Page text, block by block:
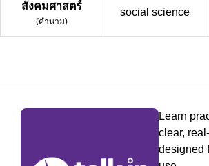
สังคมศาสตร์
(คำนาม)
social science
Learn
clear,
designed